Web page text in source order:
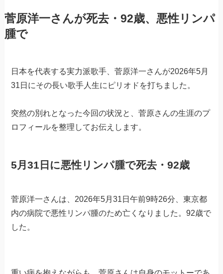
菅原洋一さんが死去・92歳、悪性リンパ
腫で
日本を代表する実力派歌手、菅原洋一さんが2026年5月
31日にその長い歌手人生にピリオドを打ちました。
突然の別れとなった今回の状況と、菅原さんの生涯のプ
ロフィールを整理してお伝えします。
5月31日に悪性リンパ腫で死去・92歳
菅原洋一さんは、2026年5月31日午前9時26分、東京都
内の病院で悪性リンパ腫のため亡くなりました。92歳で
した。